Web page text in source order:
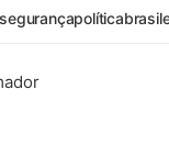
segurançapolíticabrasil